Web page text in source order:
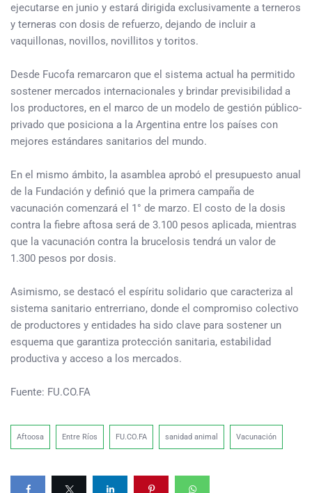
ejecutarse en junio y estará dirigida exclusivamente a terneros
y terneras con dosis de refuerzo, dejando de incluir a
vaquillonas, novillos, novillitos y toritos.
Desde Fucofa remarcaron que el sistema actual ha permitido
sostener mercados internacionales y brindar previsibilidad a
los productores, en el marco de un modelo de gestión público-
privado que posiciona a la Argentina entre los países con
mejores estándares sanitarios del mundo.
En el mismo ámbito, la asamblea aprobó el presupuesto anual
de la Fundación y definió que la primera campaña de
vacunación comenzará el 1° de marzo. El costo de la dosis
contra la fiebre aftosa será de 3.100 pesos aplicada, mientras
que la vacunación contra la brucelosis tendrá un valor de
1.300 pesos por dosis.
Asimismo, se destacó el espíritu solidario que caracteriza al
sistema sanitario entrerriano, donde el compromiso colectivo
de productores y entidades ha sido clave para sostener un
esquema que garantiza protección sanitaria, estabilidad
productiva y acceso a los mercados.
Fuente: FU.CO.FA
Aftoosa Entre Ríos FU.CO.FA sanidad animal Vacunación